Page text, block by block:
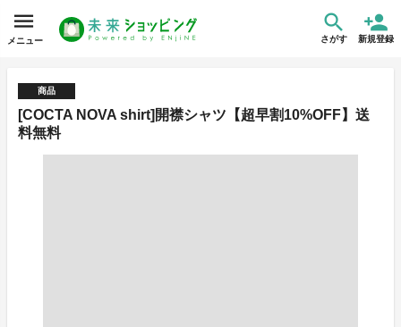
メニュー さがす 新規登録
商品
[COCTA NOVA shirt]開襟シャツ【超早割10%OFF】送
料無料